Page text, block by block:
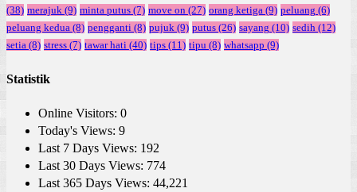
(38) merajuk (9) minta putus (7) move on (27) orang ketiga (9) peluang (6)
peluang kedua (8) pengganti (8) pujuk (9) putus (26) sayang (10) sedih (12)
setia (8) stress (7) tawar hati (40) tips (11) tipu (8) whatsapp (9)
Statistik
Online Visitors: 0
Today's Views: 9
Last 7 Days Views: 192
Last 30 Days Views: 774
Last 365 Days Views: 44,221